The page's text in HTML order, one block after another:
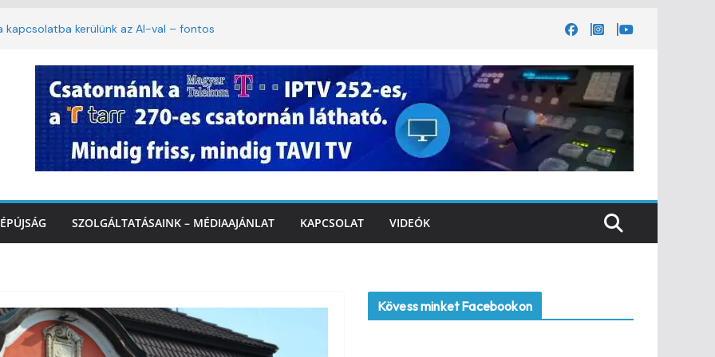
kapcsolatba kerülünk az AI-val – fontos
felfrissülés: jövő héten újra berobban
szolgáltatásnyújtás a hőségriadó alatt
Városi Gyógyfürdő és
SZOLGÁLTATÁSAINK – MÉDIAAJÁNLAT KAPCSOLAT VIDEÓK
Kövess minket Facebookon